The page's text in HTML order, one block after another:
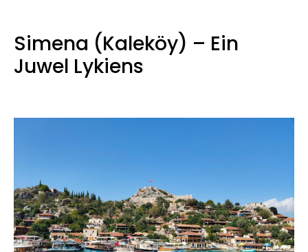
Simena (Kaleköy) – Ein
Juwel Lykiens